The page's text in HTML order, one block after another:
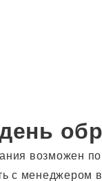
возможен
с менеджером